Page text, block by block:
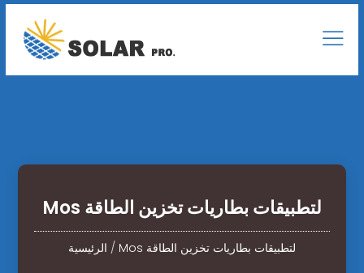
Mos لتطبيقات بطاريات تخزين الطاقة
الرئيسية / Mos لتطبيقات بطاريات تخزين الطاقة